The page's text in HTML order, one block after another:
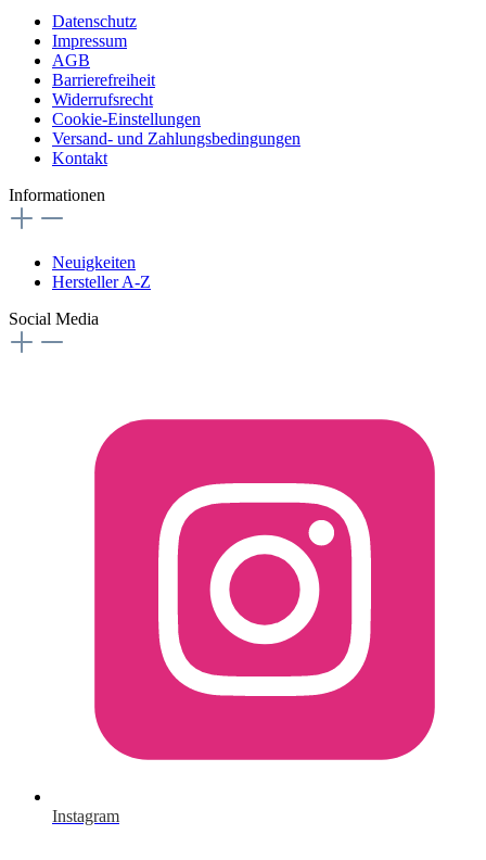
Datenschutz
Impressum
AGB
Barrierefreiheit
Widerrufsrecht
Cookie-Einstellungen
Versand- und Zahlungsbedingungen
Kontakt
Informationen
Neuigkeiten
Hersteller A-Z
Social Media
Instagram